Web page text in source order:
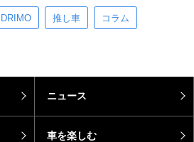
DRIMO 推し車 コラム
ニュース
車を楽しむ